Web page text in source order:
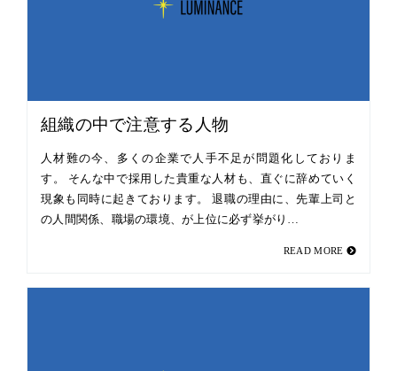
組織の中で注意する人物
人材難の今、多くの企業で人手不足が問題化しておりま
す。 そんな中で採用した貴重な人材も、直ぐに辞めていく
現象も同時に起きております。 退職の理由に、先輩上司と
の人間関係、職場の環境、が上位に必ず挙がり…
READ MORE